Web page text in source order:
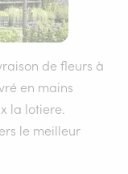
de fleurs à
en mains
la lotiere.
le meilleur